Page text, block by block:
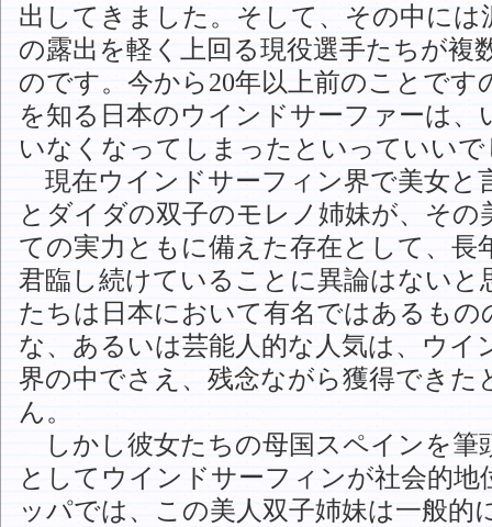
出してきました。そして、その中には
の露出を軽く上回る現役選手たちが複
のです。今から20年以上前のことです
を知る日本のウインドサーファーは、
いなくなってしまったといっていい
現在ウインドサーフィン界で美女と
とダイダの双子のモレノ姉妹が、その
ての実力ともに備えた存在として、長
君臨し続けていることに異論はないと
たちは日本において有名ではあるもの
な、あるいは芸能人的な人気は、ウイ
界の中でさえ、残念ながら獲得できた
ん。
しかし彼女たちの母国スペインを筆
としてウインドサーフィンが社会的地
ッパでは、この美人双子姉妹は一般的